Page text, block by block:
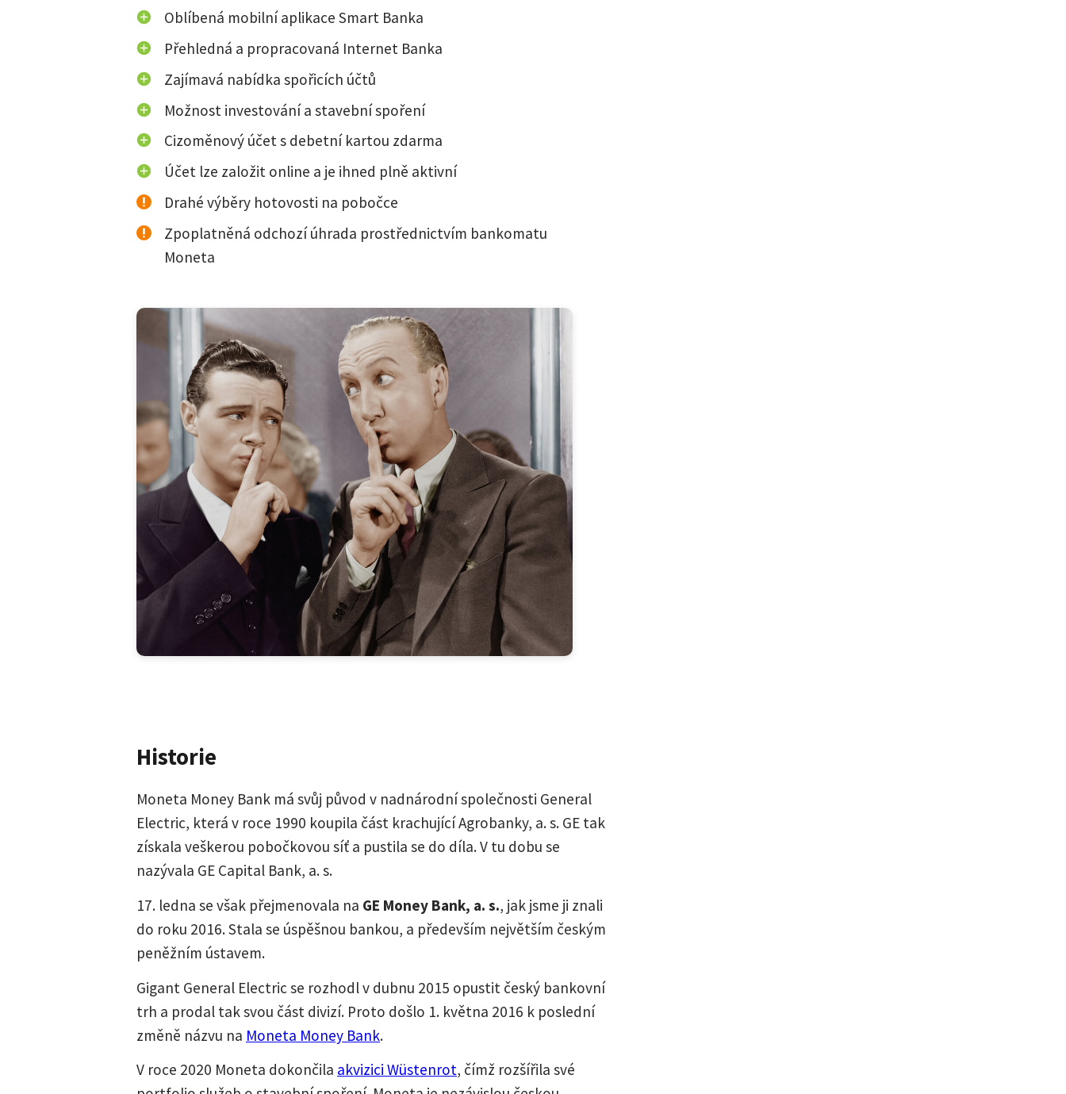
Oblíbená mobilní aplikace Smart Banka
Přehledná a propracovaná Internet Banka
Zajímavá nabídka spořicích účtů
Možnost investování a stavební spoření
Cizoměnový účet s debetní kartou zdarma
Účet lze založit online a je ihned plně aktivní
Drahé výběry hotovosti na pobočce
Zpoplatněná odchozí úhrada prostřednictvím bankomatu
Moneta
Historie
Moneta Money Bank má svůj původ v nadnárodní společnosti General
Electric, která v roce 1990 koupila část krachující Agrobanky, a. s. GE tak
získala veškerou pobočkovou síť a pustila se do díla. V tu dobu se
nazývala GE Capital Bank, a. s.
17. ledna se však přejmenovala na GE Money Bank, a. s., jak jsme ji znali
do roku 2016. Stala se úspěšnou bankou, a především největším českým
peněžním ústavem.
Gigant General Electric se rozhodl v dubnu 2015 opustit český bankovní
trh a prodal tak svou část divizí. Proto došlo 1. května 2016 k poslední
změně názvu na Moneta Money Bank.
V roce 2020 Moneta dokončila akvizici Wüstenrot, čímž rozšířila své